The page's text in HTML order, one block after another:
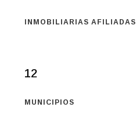
INMOBILIARIAS AFILIADAS
12
MUNICIPIOS